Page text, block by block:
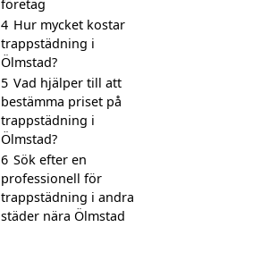
företag
4 Hur mycket kostar
trappstädning i
Ölmstad?
5 Vad hjälper till att
bestämma priset på
trappstädning i
Ölmstad?
6 Sök efter en
professionell för
trappstädning i andra
städer nära Ölmstad